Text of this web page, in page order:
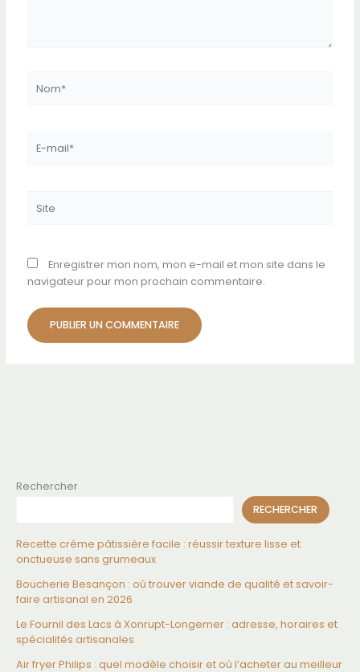
mail*
Enregistrer mon nom, mon e-mail et mon site dans le
navigateur pour mon prochain commentaire.
Rechercher
RECHERCHER
Recette crème pâtissière facile : réussir texture lisse et
onctueuse sans grumeaux
Boucherie Besançon : où trouver viande de qualité et savoir-
faire artisanal en 2026
Le Fournil des Lacs à Xonrupt-Longemer : adresse, horaires et
spécialités artisanales
Air fryer Philips : quel modèle choisir et où l’acheter au meilleur